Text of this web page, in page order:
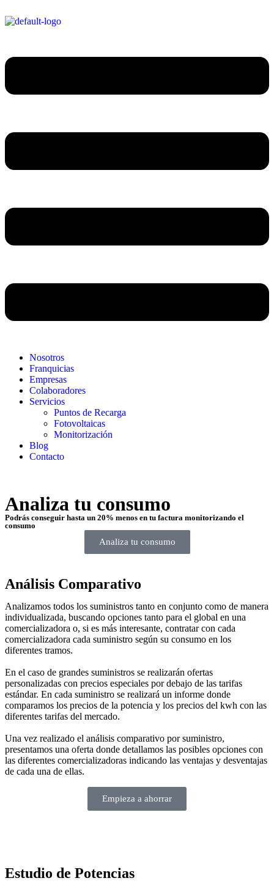
Nosotros
Franquicias
Empresas
Colaboradores
Servicios
Puntos de Recarga
Fotovoltaicas
Monitorización
Blog
Contacto
Analiza tu consumo
Podrás conseguir hasta un 20% menos en tu factura monitorizando el
consumo
Analiza tu consumo
Análisis Comparativo
Analizamos todos los suministros tanto en conjunto como de manera
individualizada, buscando opciones tanto para el global en una
comercializadora o, si es más interesante, contratar con cada
comercializadora cada suministro según su consumo en los
diferentes tramos.
En el caso de grandes suministros se realizarán ofertas
personalizadas con precios especiales por debajo de las tarifas
estándar. En cada suministro se realizará un informe donde
comparamos los precios de la potencia y los precios del kwh con las
diferentes tarifas del mercado.
Una vez realizado el análisis comparativo por suministro,
presentamos una oferta donde detallamos las posibles opciones con
las diferentes comercializadoras indicando las ventajas y desventajas
de cada una de ellas.
Empieza a ahorrar
Estudio de Potencias